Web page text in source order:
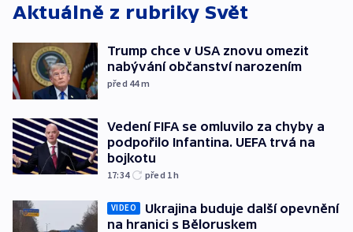
Aktuálně z rubriky Svět
Trump chce v USA znovu omezit
nabývání občanství narozením
před 44m
Vedení FIFA se omluvilo za chyby a
podpořilo Infantina. UEFA trvá na
bojkotu
17:34 před 1h
VIDEO
Ukrajina buduje další opevnění
na hranici s Běloruskem